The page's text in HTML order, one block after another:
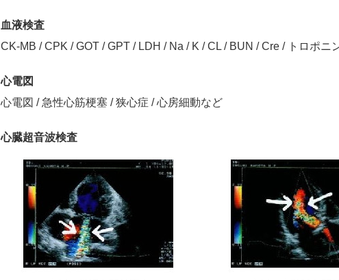
血液検査
CK-MB / CPK / GOT / GPT / LDH / Na / K / CL / BUN / Cre / トロポニ
心電図
心電図 / 急性心筋梗塞 / 狭心症 / 心房細動など
心臓超音波検査